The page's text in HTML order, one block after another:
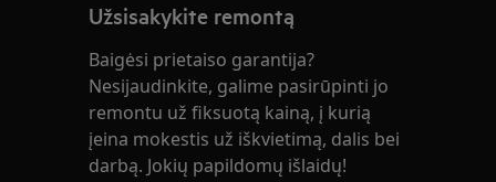
Užsisakykite remontą
Baigėsi prietaiso garantija?
Nesijaudinkite, galime pasirūpinti jo
remontu už fiksuotą kainą, į kurią
įeina mokestis už iškvietimą, dalis bei
darbą. Jokių papildomų išlaidų!